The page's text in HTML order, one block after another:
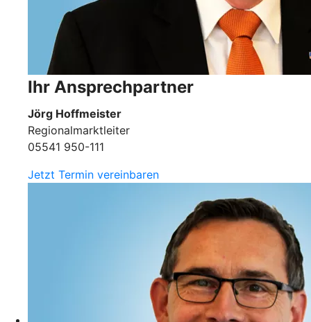
Ihr Ansprechpartner
Jörg Hoffmeister
Regionalmarktleiter
05541 950-111
Jetzt Termin vereinbaren